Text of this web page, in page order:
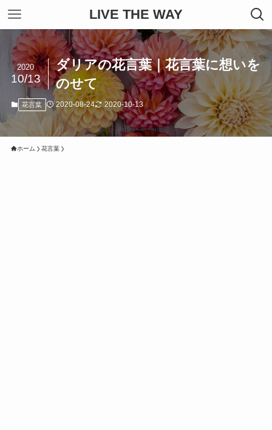
LIVE THE WAY
ダリアの花言葉｜花言葉に想いを
のせて
2020
10/13
花言葉 2020-08-24 2020-10-13
ホーム 花言葉